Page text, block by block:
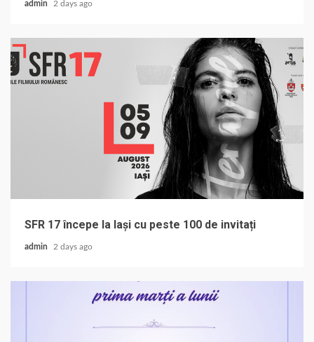
admin 2 days ago
SFR 17 începe la Iași cu peste 100 de invitați
admin 2 days ago